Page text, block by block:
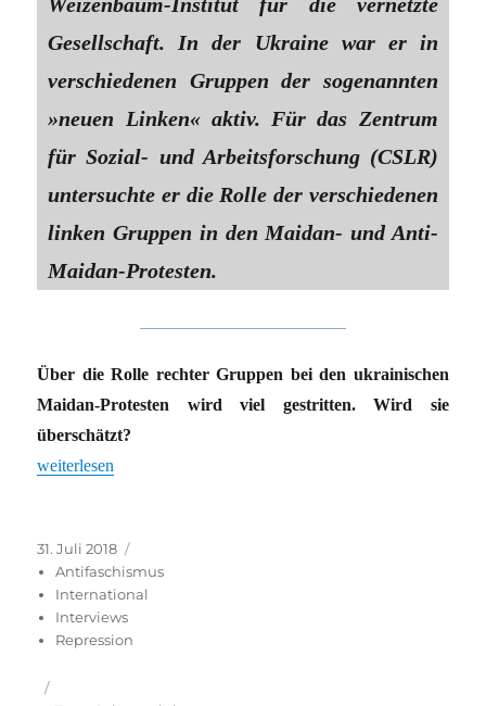
Gesellschaft. In der Ukraine war er in
verschiedenen Gruppen der sogenannten
»neuen Linken« aktiv. Für das Zentrum
für Sozial- und Arbeitsforschung (CSLR)
untersuchte er die Rolle der verschiedenen
linken Gruppen in den Maidan- und Anti-
Maidan-Protesten.
Über die Rolle rechter Gruppen bei den ukrainischen
Maidan-Protesten wird viel gestritten. Wird sie
überschätzt?
„»Kommunistische Ideologie wird stärker kriminalisiert«“
weiterlesen
Veröffentlicht
am
31. Juli 2018
Antifaschismus
International
Interviews
Repression